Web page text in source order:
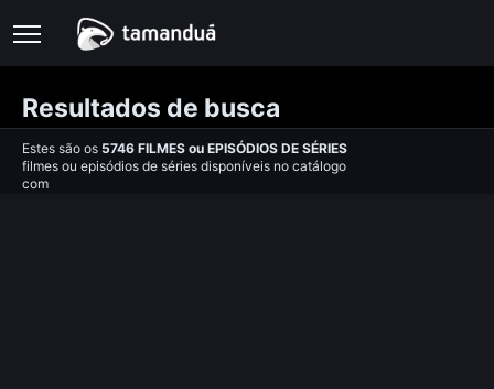
Resultados de busca
Estes são os 5746 FILMES ou EPISÓDIOS DE SÉRIES
filmes ou episódios de séries disponíveis no catálogo
com